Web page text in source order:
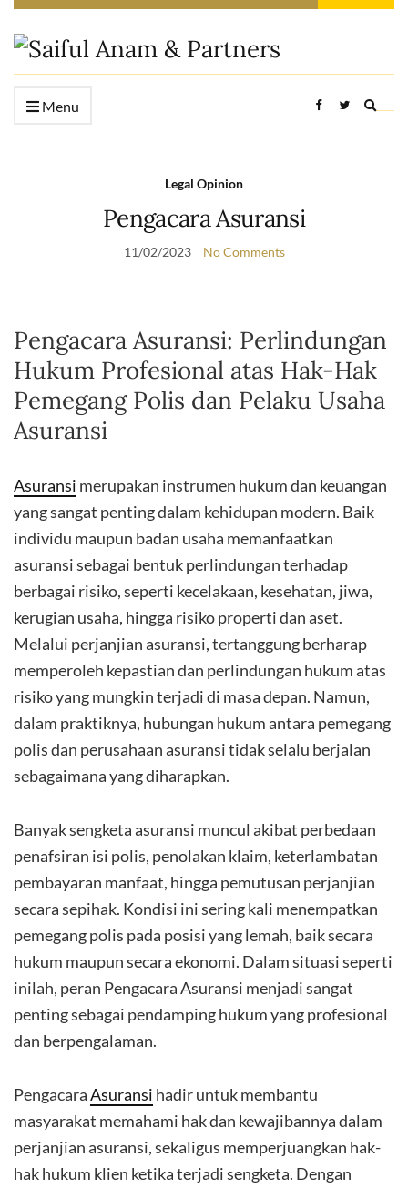
Menu
form
Legal Opinion
Pengacara Asuransi
11/02/2023 No Comments
Pengacara Asuransi: Perlindungan
Hukum Profesional atas Hak-Hak
Pemegang Polis dan Pelaku Usaha
Asuransi
Asuransi merupakan instrumen hukum dan keuangan
yang sangat penting dalam kehidupan modern. Baik
individu maupun badan usaha memanfaatkan
asuransi sebagai bentuk perlindungan terhadap
berbagai risiko, seperti kecelakaan, kesehatan, jiwa,
kerugian usaha, hingga risiko properti dan aset.
Melalui perjanjian asuransi, tertanggung berharap
memperoleh kepastian dan perlindungan hukum atas
risiko yang mungkin terjadi di masa depan. Namun,
dalam praktiknya, hubungan hukum antara pemegang
polis dan perusahaan asuransi tidak selalu berjalan
sebagaimana yang diharapkan.
Banyak sengketa asuransi muncul akibat perbedaan
penafsiran isi polis, penolakan klaim, keterlambatan
pembayaran manfaat, hingga pemutusan perjanjian
secara sepihak. Kondisi ini sering kali menempatkan
pemegang polis pada posisi yang lemah, baik secara
hukum maupun secara ekonomi. Dalam situasi seperti
inilah, peran Pengacara Asuransi menjadi sangat
penting sebagai pendamping hukum yang profesional
dan berpengalaman.
PengacaraAsuransi hadir untuk membantu
masyarakat memahami hak dan kewajibannya dalam
perjanjian asuransi, sekaligus memperjuangkan hak-
hak hukum klien ketika terjadi sengketa. Dengan